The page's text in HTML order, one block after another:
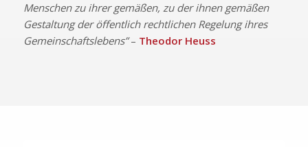
Menschen zu ihrer gemäßen, zu der ihnen gemäßen
Gestaltung der öffentlich rechtlichen Regelung ihres
Gemeinschaftslebens”– Theodor Heuss